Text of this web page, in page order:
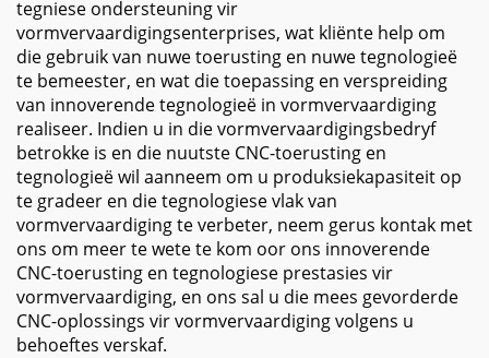
tegniese ondersteuning vir
vormvervaardigingsenterprises, wat kliënte help om
die gebruik van nuwe toerusting en nuwe tegnologieë
te bemeester, en wat die toepassing en verspreiding
van innoverende tegnologieë in vormvervaardiging
realiseer. Indien u in die vormvervaardigingsbedryf
betrokke is en die nuutste CNC-toerusting en
tegnologieë wil aanneem om u produksiekapasiteit op
te gradeer en die tegnologiese vlak van
vormvervaardiging te verbeter, neem gerus kontak met
ons om meer te wete te kom oor ons innoverende
CNC-toerusting en tegnologiese prestasies vir
vormvervaardiging, en ons sal u die mees gevorderde
CNC-oplossings vir vormvervaardiging volgens u
behoeftes verskaf.